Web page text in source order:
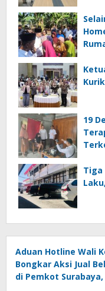
19
Tiga
Aduan Hotline Wali
Bongkar Aksi Jual
di Pemkot